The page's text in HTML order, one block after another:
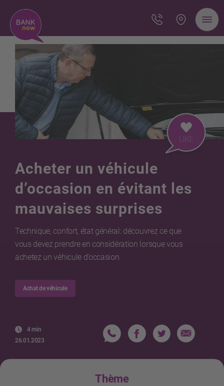
Acheter un véhicule
d’occasion en évitant les
mauvaises surprises
Technique, confort, état général: découvrez ce que
vous devez prendre en considération lorsque vous
achetez un véhicule d’occasion.
Achat de véhicule
4 min
26.01.2023
Thème